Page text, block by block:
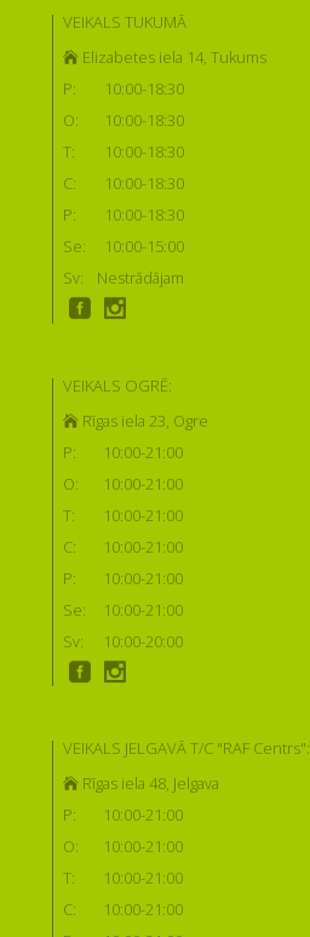
VEIKALS TUKUMĀ
Elizabetes iela 14, Tukums
P:
10:00-18:30
O:
10:00-18:30
T:
10:00-18:30
C:
10:00-18:30
P:
10:00-18:30
Se:
10:00-15:00
Sv:
Nestrādājam
VEIKALS OGRĒ:
Rīgas iela 23, Ogre
P:
10:00-21:00
O:
10:00-21:00
T:
10:00-21:00
C:
10:00-21:00
P:
10:00-21:00
Se:
10:00-21:00
Sv:
10:00-20:00
VEIKALS JELGAVĀ T/C "RAF Centrs":
Rīgas iela 48, Jelgava
P:
10:00-21:00
O:
10:00-21:00
T:
10:00-21:00
C:
10:00-21:00